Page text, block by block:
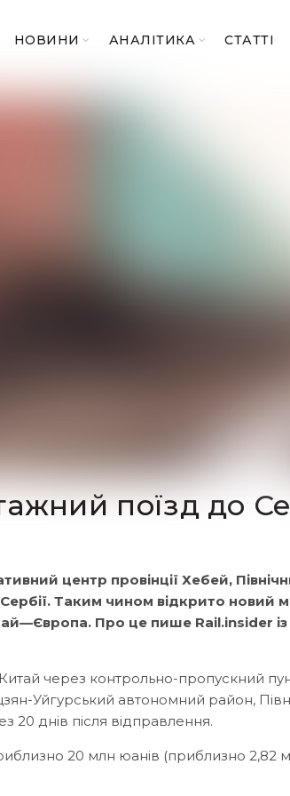
НОВИНИ АНАЛІТИКА СТАТТІ
поїзд до
центр провінції Хебей,
Таким чином відкрито новий
Про це пише Rail.insider
через контрольно-пропускний
Уйгурський автономний район,
20 днів після відправлення.
20 млн юанів (приблизно 2,82